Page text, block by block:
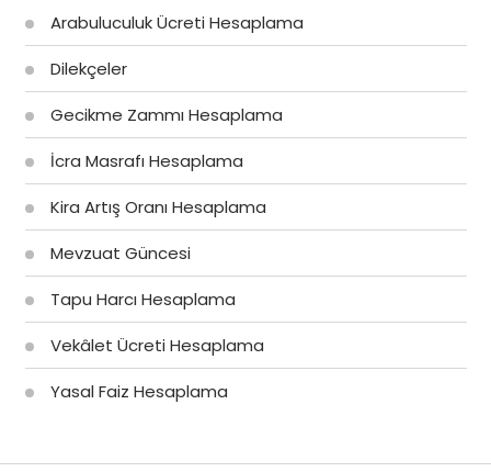
Arabuluculuk Ücreti Hesaplama
Dilekçeler
Gecikme Zammı Hesaplama
İcra Masrafı Hesaplama
Kira Artış Oranı Hesaplama
Mevzuat Güncesi
Tapu Harcı Hesaplama
Vekâlet Ücreti Hesaplama
Yasal Faiz Hesaplama